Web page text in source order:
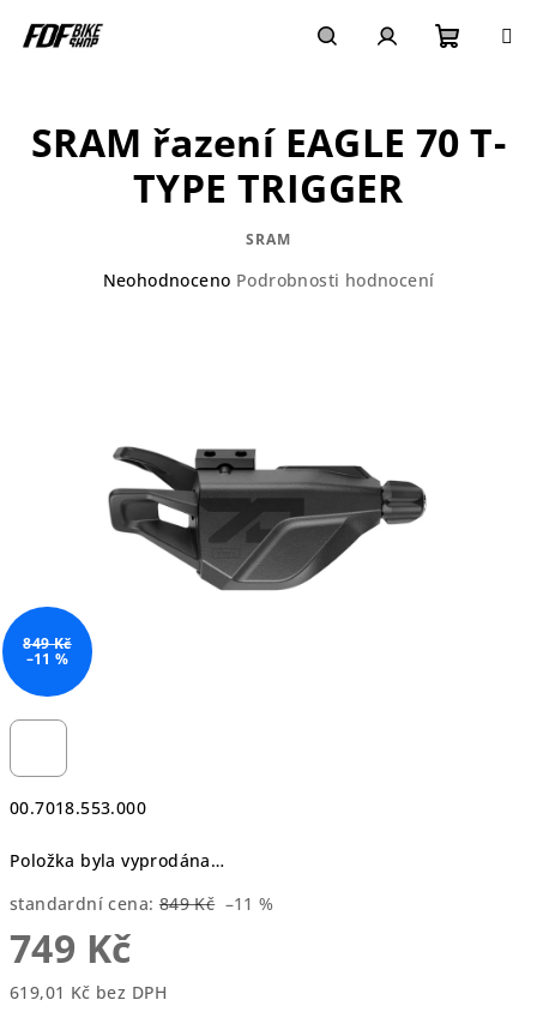
košík
00.7018.553.000
Položka byla vyprodána…
standardní cena: 849 Kč –11 %
749 Kč
619,01 Kč bez DPH
SRAM řazení EAGLE 70 T-
TYPE TRIGGER
SRAM
Průměrné
hvězdiček.
Neohodnoceno Podrobnosti hodnocení
849 Kč
–11 %